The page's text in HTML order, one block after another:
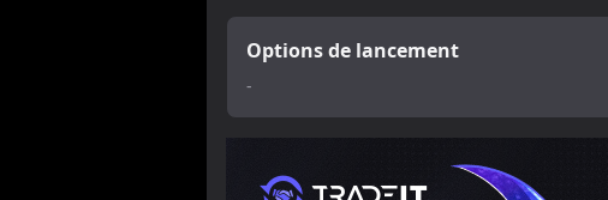
Options de lancement
-